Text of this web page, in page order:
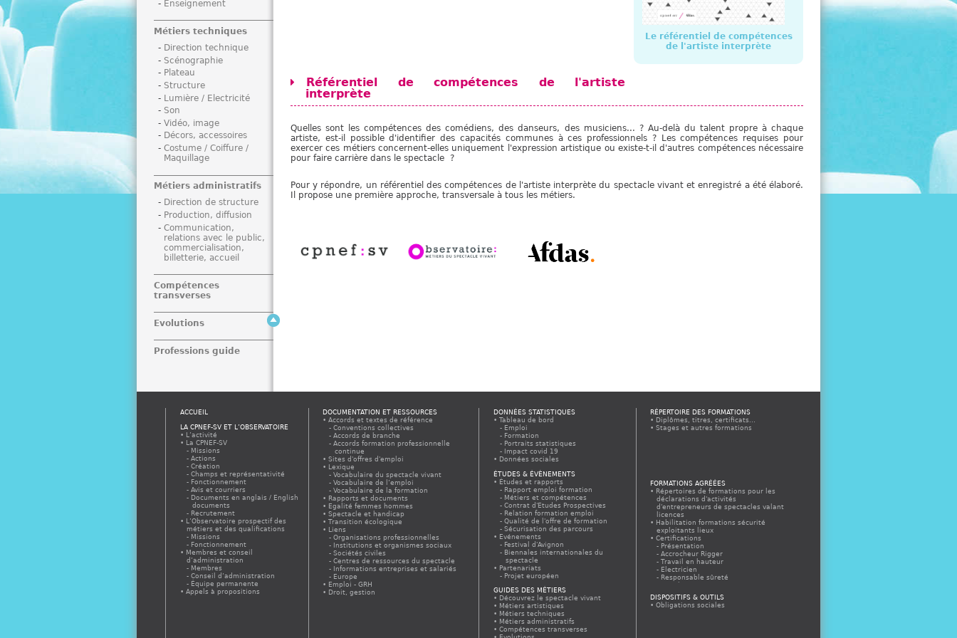
e
Le référentiel de compétences
de l'artiste interprète
Référentiel de compétences de l'artiste
interprète
Quelles sont les compétences des comédiens, des danseurs, des musiciens... ? Au-delà du talent propre à chaque
artiste, est-il possible d'identifier des capacités communes à ces professionnels ? Les compétences requises pour
exercer ces métiers concernent-elles uniquement l'expression artistique ou existe-t-il d'autres compétences nécessaire
pour faire carrière dans le spectacle ?
Pour y répondre, un référentiel des compétences de l'artiste interprète du spectacle vivant et enregistré a été élaboré.
Il propose une première approche, transversale à tous les métiers.
Enseignement
Métiers techniques
Direction technique
Scénographie
Plateau
Structure
Lumière / Electricité
Son
Vidéo, image
Décors, accessoires
Costume / Coiffure /
Maquillage
Métiers administratifs
Direction de structure
Production, diffusion
Communication,
relations avec le public,
commercialisation,
billetterie, accueil
Compétences
transverses
Evolutions
Professions guide
ACCUEIL
LA CPNEF-SV ET L’OBSERVATOIRE
L’activité
La CPNEF-SV
Missions
Actions
Création
Champs et représentativité
Fonctionnement
Avis et courriers
Documents en anglais / English
documents
Recrutement
L’Observatoire prospectif des
métiers et des qualifications
Missions
Fonctionnement
Membres et conseil
d’administration
Membres
Conseil d’administration
Équipe permanente
Appels à propositions
DOCUMENTATION ET RESSOURCES
Accords et textes de référence
Conventions collectives
Accords de branche
Accords formation professionnelle
continue
Sites d'offres d'emploi
Lexique
Vocabulaire du spectacle vivant
Vocabulaire de l’emploi
Vocabulaire de la formation
Rapports et documents
Egalité femmes hommes
Spectacle et handicap
Transition écologique
Liens
Organisations professionnelles
Institutions et organismes sociaux
Sociétés civiles
Centres de ressources du spectacle
Informations entreprises et salariés
Europe
Emploi - GRH
Droit, gestion
DONNÉES STATISTIQUES
Tableau de bord
Emploi
Formation
Portraits statistiques
Impact covid 19
Données sociales
ÉTUDES & ÉVÈNEMENTS
Études et rapports
Rapport emploi formation
Métiers et compétences
Contrat d'Etudes Prospectives
Relation formation emploi
Qualité de l'offre de formation
Sécurisation des parcours
Evénements
Festival d'Avignon
Biennales internationales du
spectacle
Partenariats
Projet européen
GUIDES DES MÉTIERS
Découvrez le spectacle vivant
Métiers artistiques
Métiers techniques
Métiers administratifs
Compétences transverses
RÉPERTOIRE DES FORMATIONS
Diplômes, titres, certificats...
Stages et autres formations
FORMATIONS AGRÉÉES
Répertoires de formations pour les
déclarations d'activités
d'entrepreneurs de spectacles valant
licences
Habilitation formations sécurité
exploitants lieux
Certifications
Présentation
Accrocheur Rigger
Travail en hauteur
Electricien
Responsable sûreté
Espace organismes agréés
Espace organismes agréés CQP
Electricien
DISPOSITIFS & OUTILS
Obligations sociales